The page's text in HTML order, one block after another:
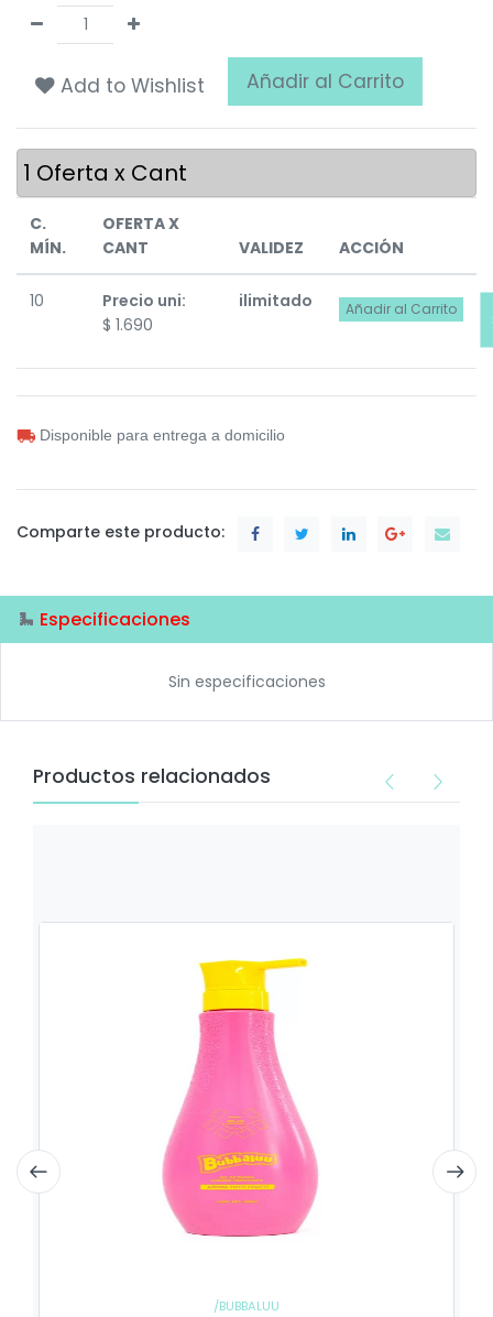
Add to Wishlist Añadir al Carrito
1 Oferta x Cant
C.
MÍN.
OFERTA X
CANT
VALIDEZ ACCIÓN
10
Precio uni:
$ 1.690
ilimitado Añadir al Carrito
Disponible para entrega a domicilio
Comparte este producto:
Especificaciones
Sin especificaciones
Productos relacionados
/BUBBALUU